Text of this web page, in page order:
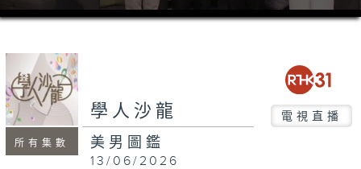
0
seconds
seconds
所有集數
學人沙龍 電視直播
美男圖鑑
13/06/2026